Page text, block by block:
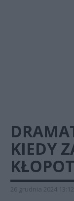
KIEDY
26 grudnia 2024 13:12